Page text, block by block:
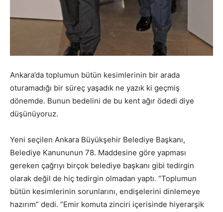
Ankara’da toplumun bütün kesimlerinin bir arada
oturamadığı bir süreç yaşadık ne yazık ki geçmiş
dönemde. Bunun bedelini de bu kent ağır ödedi diye
düşünüyoruz.
Yeni seçilen Ankara Büyükşehir Belediye Başkanı,
Belediye Kanununun 78. Maddesine göre yapması
gereken çağrıyı birçok belediye başkanı gibi tedirgin
olarak değil de hiç tedirgin olmadan yaptı. “Toplumun
bütün kesimlerinin sorunlarını, endişelerini dinlemeye
hazırım” dedi. “Emir komuta zinciri içerisinde hiyerarşik